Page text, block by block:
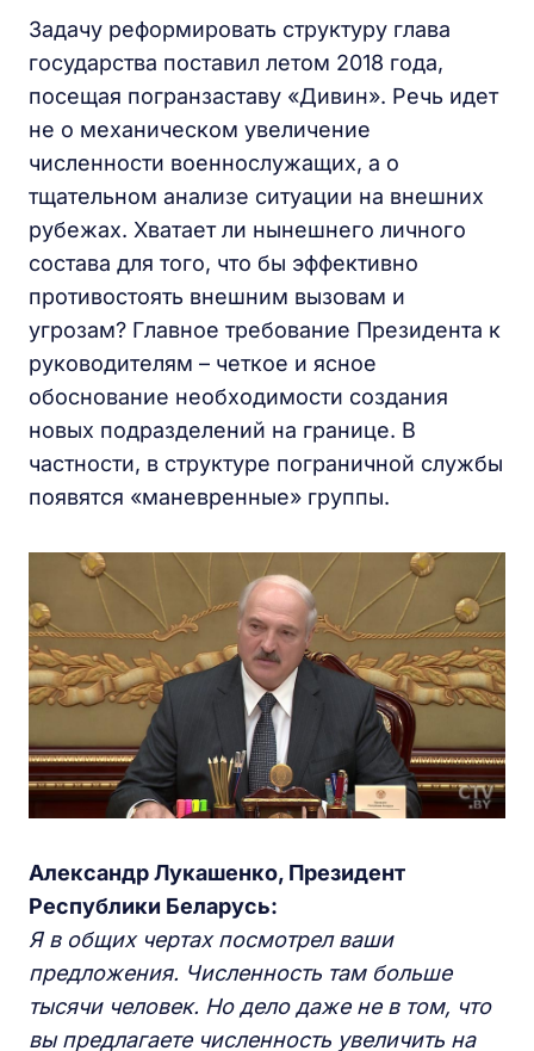
Задачу реформировать структуру глава
государства поставил летом 2018 года,
посещая погранзаставу «Дивин». Речь идет
не о механическом увеличение
численности военнослужащих, а о
тщательном анализе ситуации на внешних
рубежах. Хватает ли нынешнего личного
состава для того, что бы эффективно
противостоять внешним вызовам и
угрозам? Главное требование Президента к
руководителям – четкое и ясное
обоснование необходимости создания
новых подразделений на границе. В
частности, в структуре пограничной службы
появятся «маневренные» группы.
Александр Лукашенко, Президент
Республики Беларусь:
Я в общих чертах посмотрел ваши
предложения. Численность там больше
тысячи человек. Но дело даже не в том, что
вы предлагаете численность увеличить на